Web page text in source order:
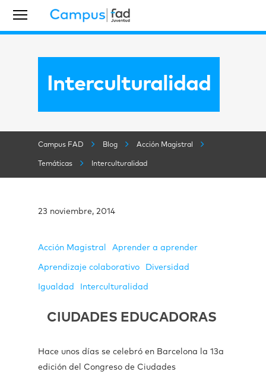
Interculturalidad
Campus FAD Blog Acción Magistral
Temáticas Interculturalidad
23 noviembre, 2014
Acción Magistral Aprender a aprender
Aprendizaje colaborativo Diversidad
Igualdad Interculturalidad
CIUDADES EDUCADORAS
Hace unos días se celebró en Barcelona la 13a
edición del Congreso de Ciudades